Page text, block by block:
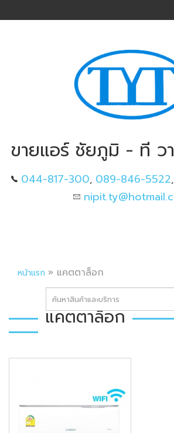
ขายแอร์ ชัยภูมิ - ที ว
044-817-300, 089-846-5522,
หน้าแรก » แคตตาล็อก
แคตตาล็อก